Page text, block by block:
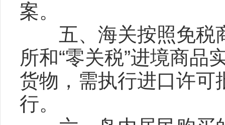
案。
五、海关按照免税商
所和“零关税”进境商品
货物，需执行进口许可
行。